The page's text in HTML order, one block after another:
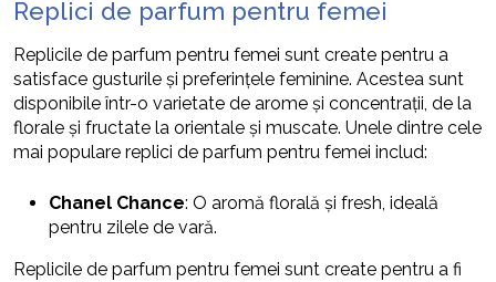
Replici de parfum pentru femei
Replicile de parfum pentru femei sunt create pentru a
satisface gusturile și preferințele feminine. Acestea sunt
disponibile într-o varietate de arome și concentrații, de la
florale și fructate la orientale și muscate. Unele dintre cele
mai populare replici de parfum pentru femei includ:
Chanel Chance: O aromă florală și fresh, ideală
pentru zilele de vară.
Replicile de parfum pentru femei sunt create pentru a fi